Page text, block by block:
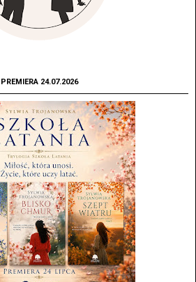
PREMIERA 24.07.2026